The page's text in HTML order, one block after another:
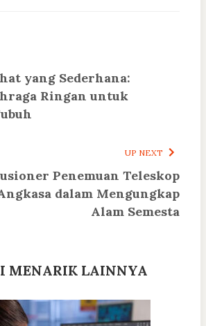
yang Sederhana:
Ringan untuk
UP NEXT
Penemuan Teleskop
dalam Mengungkap
Alam Semesta
MENARIK LAINNYA